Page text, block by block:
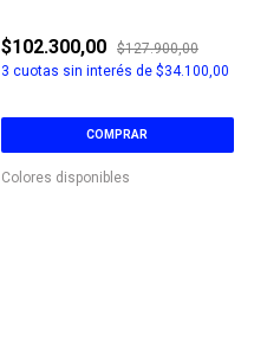
$102.300,00
$127.900,00
3 cuotas sin interés de $34.100,00
COMPRAR
Colores disponibles